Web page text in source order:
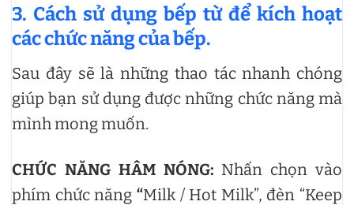
3. Cách sử dụng bếp từ để kích hoạt
các chức năng của bếp.
Sau đây sẽ là những thao tác nhanh chóng
giúp bạn sử dụng được những chức năng mà
mình mong muốn.
CHỨC NĂNG HÂM NÓNG: Nhấn chọn vào
phím chức năng “Milk / Hot Milk”, đèn “Keep